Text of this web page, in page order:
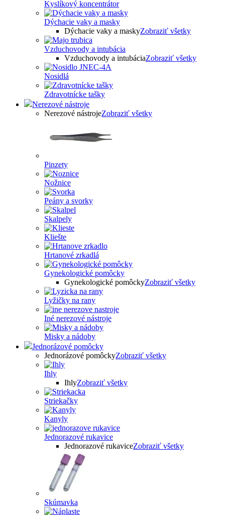
Kyslíkový koncentrátor
Dýchacie vaky a masky
Dýchacie vaky a maskyZobraziť všetky
Vzduchovody a intubácia
Vzduchovody a intubáciaZobraziť všetky
Nosidlá
Zdravotnícke tašky
Nerezové nástroje
Nerezové nástrojeZobraziť všetky
Pinzety
Nožnice
Peány a svorky
Skalpely
Kliešte
Hrtanové zrkadlá
Gynekologické pomôcky
Gynekologické pomôckyZobraziť všetky
Lyžičky na rany
Iné nerezové nástroje
Misky a nádoby
Jednorázové pomôcky
Jednorázové pomôckyZobraziť všetky
Ihly
IhlyZobraziť všetky
Striekačky
Kanyly
Jednorazové rukavice
Jednorazové rukaviceZobraziť všetky
Skúmavka